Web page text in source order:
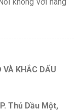
VÀ KHẮC DẤU
Thủ Dầu Một,